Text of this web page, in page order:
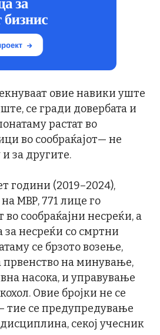
овие навики уште
се гради довербата и
растат во
во сообраќајот— не
и за другите.
години (2019–2024),
МВР, 771 лице го
сообраќајни несреќи, а
за несреќи со смртни
се брзото возење,
на минување,
насока, и управување
Овие бројки не се
тие се предупредување
секој учесник